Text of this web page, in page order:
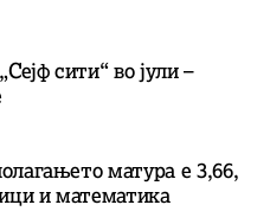
сити“ во јули –
матура е 3,66,
и математика